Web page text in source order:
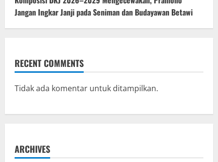
Jangan Ingkar Janji pada Seniman dan Budayawan Betawi
RECENT COMMENTS
Tidak ada komentar untuk ditampilkan.
ARCHIVES